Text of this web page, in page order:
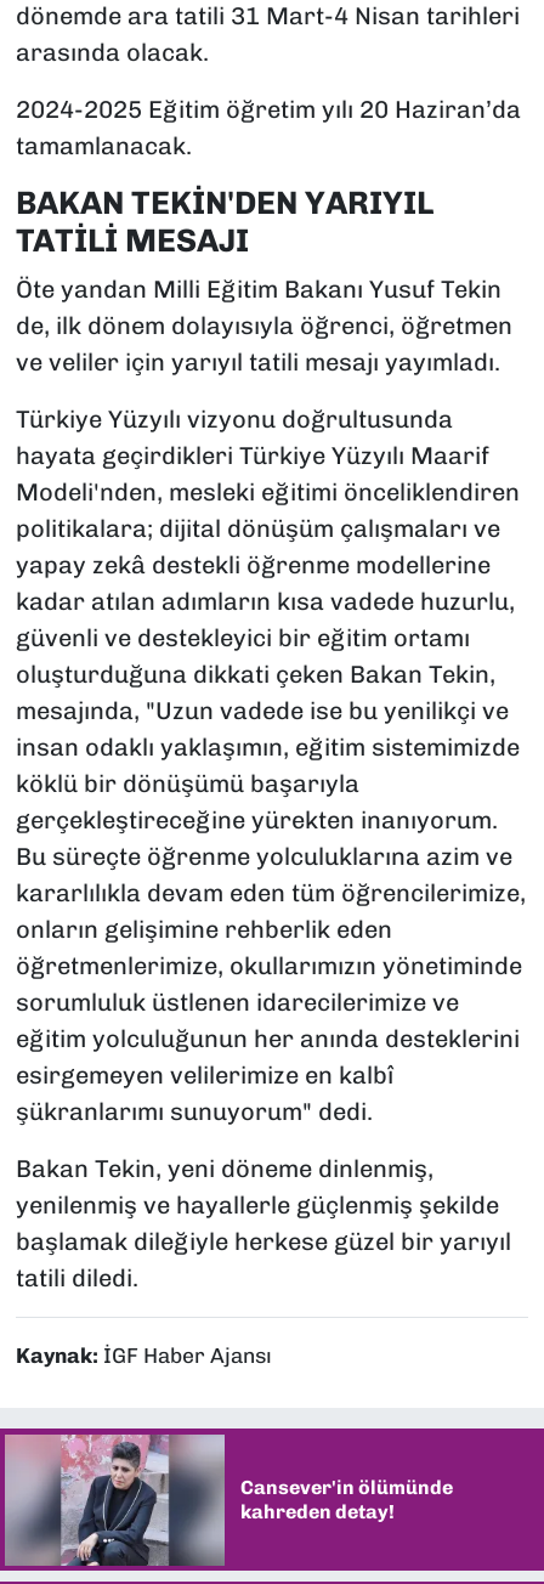
dönemde ara tatili 31 Mart-4 Nisan tarihleri
arasında olacak.
2024-2025 Eğitim öğretim yılı 20 Haziran’da
tamamlanacak.
BAKAN TEKİN'DEN YARIYIL
TATİLİ MESAJI
Öte yandan Milli Eğitim Bakanı Yusuf Tekin
de, ilk dönem dolayısıyla öğrenci, öğretmen
ve veliler için yarıyıl tatili mesajı yayımladı.
Türkiye Yüzyılı vizyonu doğrultusunda
hayata geçirdikleri Türkiye Yüzyılı Maarif
Modeli'nden, mesleki eğitimi önceliklendiren
politikalara; dijital dönüşüm çalışmaları ve
yapay zekâ destekli öğrenme modellerine
kadar atılan adımların kısa vadede huzurlu,
güvenli ve destekleyici bir eğitim ortamı
oluşturduğuna dikkati çeken Bakan Tekin,
mesajında, "Uzun vadede ise bu yenilikçi ve
insan odaklı yaklaşımın, eğitim sistemimizde
köklü bir dönüşümü başarıyla
gerçekleştireceğine yürekten inanıyorum.
Bu süreçte öğrenme yolculuklarına azim ve
kararlılıkla devam eden tüm öğrencilerimize,
onların gelişimine rehberlik eden
öğretmenlerimize, okullarımızın yönetiminde
sorumluluk üstlenen idarecilerimize ve
eğitim yolculuğunun her anında desteklerini
esirgemeyen velilerimize en kalbî
şükranlarımı sunuyorum" dedi.
Bakan Tekin, yeni döneme dinlenmiş,
yenilenmiş ve hayallerle güçlenmiş şekilde
başlamak dileğiyle herkese güzel bir yarıyıl
tatili diledi.
Kaynak: İGF Haber Ajansı
Cansever'in ölümünde
kahreden detay!